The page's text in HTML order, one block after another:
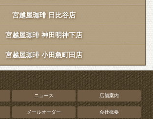
宮越屋珈琲 日比谷店
宮越屋珈琲 神田明神下店
宮越屋珈琲 小田急町田店
ニュース 店舗案内
メールオーダー 会社概要